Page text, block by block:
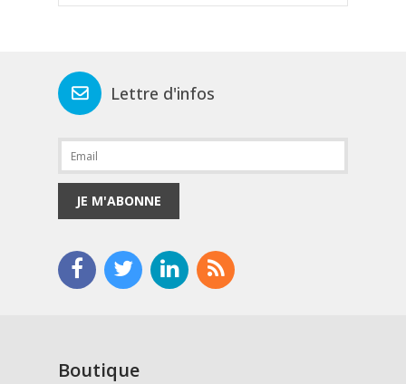
Lettre d'infos
JE M'ABONNE
Boutique